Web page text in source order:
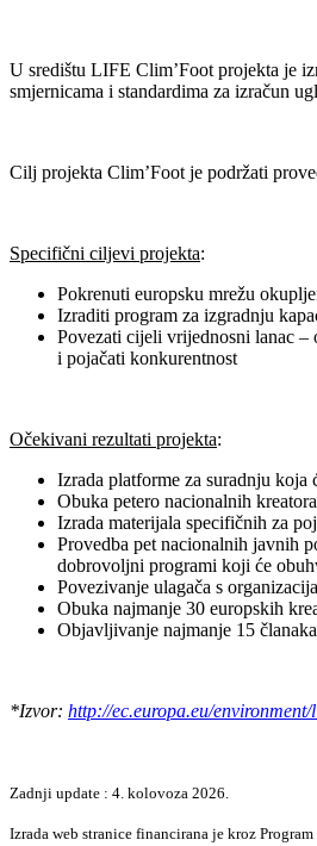
U središtu LIFE Clim’Foot projekta je
smjernicama i standardima za izračun
Cilj projekta Clim’Foot je podržati
Specifični ciljevi projekta:
Pokrenuti europsku mrežu
Izraditi program za izgradnju
Povezati cijeli vrijednosni lanac
i pojačati konkurentnost
Očekivani rezultati projekta:
Izrada platforme za suradnju koja
Obuka petero nacionalnih
Izrada materijala specifičnih za
Provedba pet nacionalnih javnih
dobrovoljni programi koji će
Povezivanje ulagača s
Obuka najmanje 30 europskih
Objavljivanje najmanje 15
*Izvor: http://ec.europa.eu/
Zadnji update : 4. kolovoza 2026.
Izrada web stranice financirana je kroz